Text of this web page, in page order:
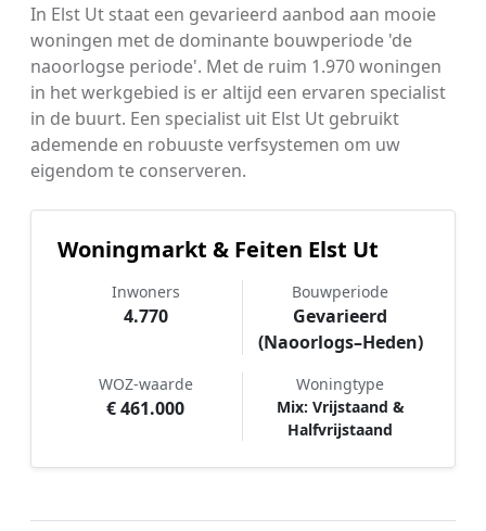
In Elst Ut staat een gevarieerd aanbod aan mooie
woningen met de dominante bouwperiode 'de
naoorlogse periode'. Met de ruim 1.970 woningen
in het werkgebied is er altijd een ervaren specialist
in de buurt. Een specialist uit Elst Ut gebruikt
ademende en robuuste verfsystemen om uw
eigendom te conserveren.
Woningmarkt & Feiten Elst Ut
Inwoners
4.770
Bouwperiode
Gevarieerd
(Naoorlogs–Heden)
WOZ-waarde
€ 461.000
Woningtype
Mix: Vrijstaand &
Halfvrijstaand